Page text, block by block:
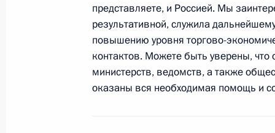
Церемония вручения верительных
государств
5 февраля 2010 года, 14:00
представляете, и Россией. Мы
результативной, служила
повышению уровня торгово-
контактов. Можете быть уверены, что
министерств, ведомств, а также
оказаны вся необходимая помощь и